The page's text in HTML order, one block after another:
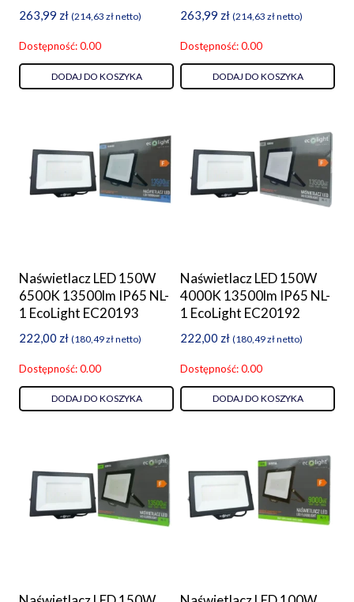
263,99 zł (214,63 złnetto)
Dostępność: 0.00
DODAJ DO KOSZYKA
263,99 zł (214,63 złnetto)
Dostępność: 0.00
DODAJ DO KOSZYKA
Naświetlacz LED 150W
6500K 13500lm IP65 NL-
1 EcoLight EC20193
222,00 zł (180,49złnetto)
Dostępność: 0.00
DODAJ DO KOSZYKA
Naświetlacz LED 150W
4000K 13500lm IP65 NL-
1 EcoLight EC20192
222,00 zł (180,49złnetto)
Dostępność: 0.00
DODAJ DO KOSZYKA